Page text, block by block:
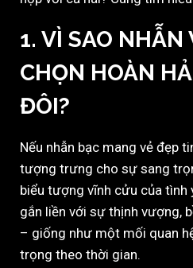
1. VÌ SAO NHẪN
CHỌN HOÀN
ĐÔI?
Nếu nhẫn bạc mang vẻ đẹp
tượng trưng cho sự sang
biểu tượng vĩnh cửu của tình
gắn liền với sự thịnh vượng,
– giống như một mối quan
trọng theo thời gian.